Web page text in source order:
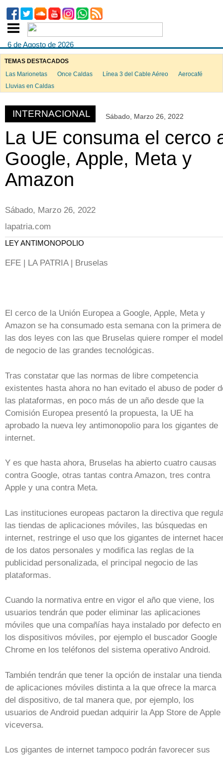
6 de Agosto de 2026
TEMAS DESTACADOS
Las Marionetas
Once Caldas Línea 3 del Cable Aéreo
Aerocafé
Lluvias en Caldas
INTERNACIONAL Sábado, Marzo 26, 2022
La UE consuma el cerco
Google, Apple, Meta y
Amazon
Sábado, Marzo 26, 2022
lapatria.com
LEY ANTIMONOPOLIO
EFE | LA PATRIA | Bruselas
El cerco de la Unión Europea a Google, Apple, Meta y
Amazon se ha consumado esta semana con la primera de
las dos leyes con las que Bruselas quiere romper el
de negocio de las grandes tecnológicas.
Tras constatar que las normas de libre competencia
existentes hasta ahora no han evitado el abuso de poder
las plataformas, en poco más de un año desde que la
Comisión Europea presentó la propuesta, la UE ha
aprobado la nueva ley antimonopolio para los gigantes de
internet.
Y es que hasta ahora, Bruselas ha abierto cuatro causas
contra Google, otras tantas contra Amazon, tres contra
Apple y una contra Meta.
Las instituciones europeas pactaron la directiva que
las tiendas de aplicaciones móviles, las búsquedas en
internet, restringe el uso que los gigantes de internet
de los datos personales y modifica las reglas de la
publicidad personalizada, el principal negocio de las
plataformas.
Cuando la normativa entre en vigor el año que viene, los
usuarios tendrán que poder eliminar las aplicaciones
móviles que una compañías haya instalado por defecto en
los dispositivos móviles, por ejemplo el buscador Google
Chrome en los teléfonos del sistema operativo Android.
También tendrán que tener la opción de instalar una tienda
de aplicaciones móviles distinta a la que ofrece la marca
del dispositivo, de tal manera que, por ejemplo, los
usuarios de Android puedan adquirir la App Store de Apple
viceversa.
Los gigantes de internet tampoco podrán favorecer sus